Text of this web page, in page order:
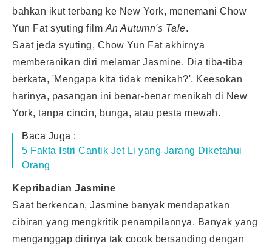
bahkan ikut terbang ke New York, menemani Chow
Yun Fat syuting film An Autumn's Tale.
Saat jeda syuting, Chow Yun Fat akhirnya
memberanikan diri melamar Jasmine. Dia tiba-tiba
berkata, 'Mengapa kita tidak menikah?'. Keesokan
harinya, pasangan ini benar-benar menikah di New
York, tanpa cincin, bunga, atau pesta mewah.
Baca Juga :
5 Fakta Istri Cantik Jet Li yang Jarang Diketahui
Orang
Kepribadian Jasmine
Saat berkencan, Jasmine banyak mendapatkan
cibiran yang mengkritik penampilannya. Banyak yang
menganggap dirinya tak cocok bersanding dengan